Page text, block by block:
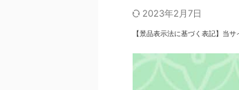
2023年2月7日
【景品表示法に基づく表記】当サ